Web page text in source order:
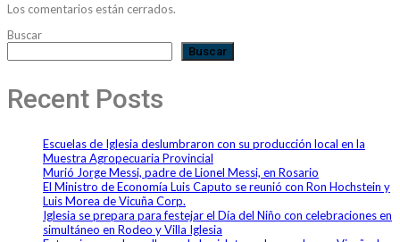
Los comentarios están cerrados.
Buscar
Buscar
Recent Posts
Escuelas de Iglesia deslumbraron con su producción local en la
Muestra Agropecuaria Provincial
Murió Jorge Messi, padre de Lionel Messi, en Rosario
El Ministro de Economía Luis Caputo se reunió con Ron Hochstein y
Luis Morea de Vicuña Corp.
Iglesia se prepara para festejar el Día del Niño con celebraciones en
simultáneo en Rodeo y Villa Iglesia